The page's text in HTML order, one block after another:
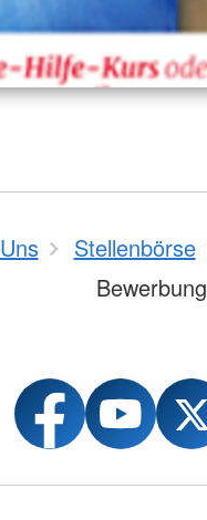
Stellenbörse
Bewerbung